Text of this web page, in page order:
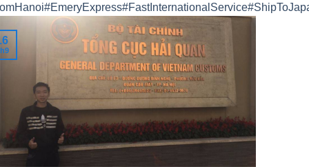
#EmeryExpress#FastInternationalService